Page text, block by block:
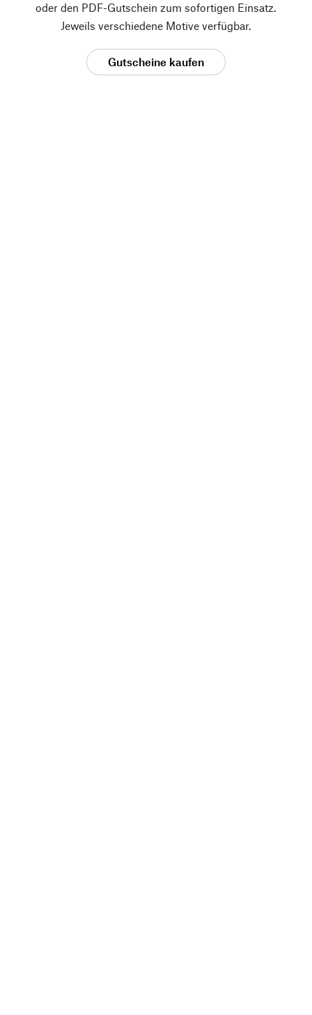
oder den PDF-Gutschein zum sofortigen Einsatz.
Jeweils verschiedene Motive verfügbar.
Gutscheine kaufen